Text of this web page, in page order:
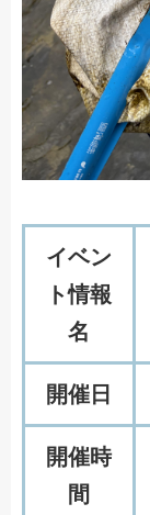
イベン
ト情報
名
開催日
開催時
間